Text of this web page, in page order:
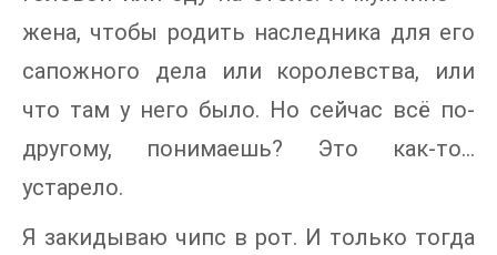
жена, чтобы родить наследника для его
сапожного дела или королевства, или
что там у него было. Но сейчас всё по-
другому, понимаешь? Это как-то…
устарело.
Я закидываю чипс в рот. И только тогда